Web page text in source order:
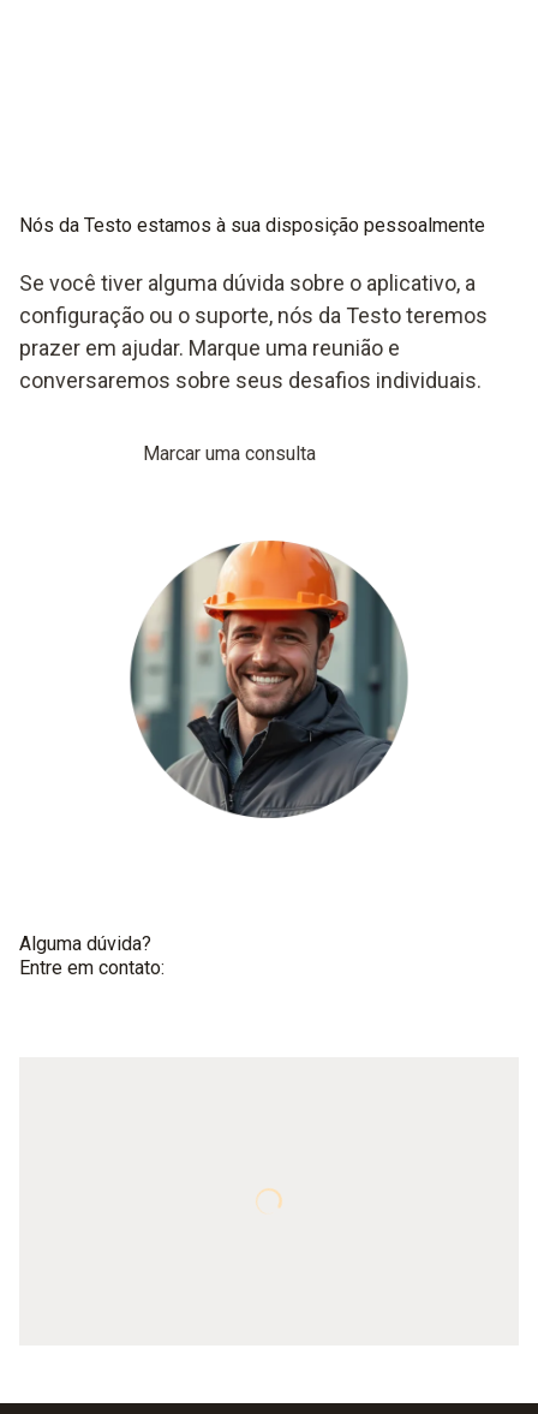
Nós da Testo estamos à sua disposição pessoalmente
Se você tiver alguma dúvida sobre o aplicativo, a
configuração ou o suporte, nós da Testo teremos
prazer em ajudar. Marque uma reunião e
conversaremos sobre seus desafios individuais.
Marcar uma consulta
Alguma dúvida?
Entre em contato: